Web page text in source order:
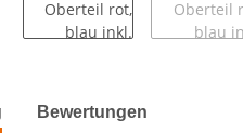
anzeigen
Bewertungen